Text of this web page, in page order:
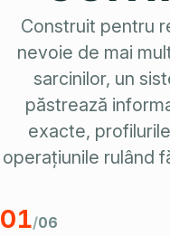
Construit pentru
nevoie de mai
sarcinilor, un
păstrează
exacte,
operațiunile rulând
01/06